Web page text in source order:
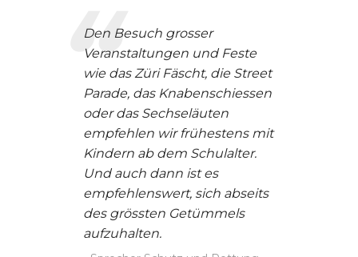
Den Besuch grosser
Veranstaltungen und Feste
wie das Züri Fäscht, die Street
Parade, das Knabenschiessen
oder das Sechseläuten
empfehlen wir frühestens mit
Kindern ab dem Schulalter.
Und auch dann ist es
empfehlenswert, sich abseits
des grössten Getümmels
aufzuhalten.